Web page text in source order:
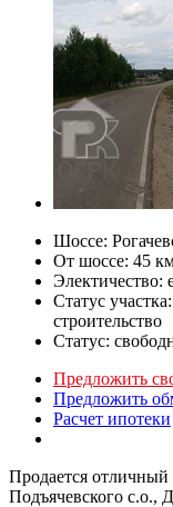
Шоссе:
От шоссе: 45
Электичество:
Статус участка:
строительство
Статус:
Предложить
Предложить
Расчет ипотеки
Продается
Подъячевского с.о.,